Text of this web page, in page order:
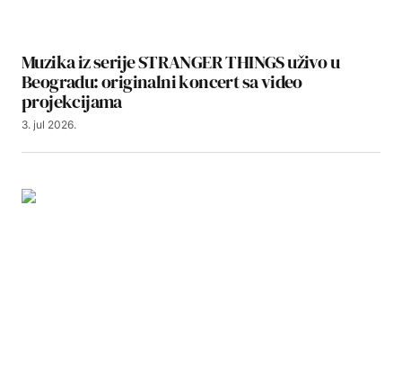
Muzika iz serije STRANGER THINGS uživo u
Beogradu: originalni koncert sa video
projekcijama
3. jul 2026.